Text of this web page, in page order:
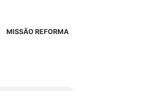
MISSÃO REFORMA